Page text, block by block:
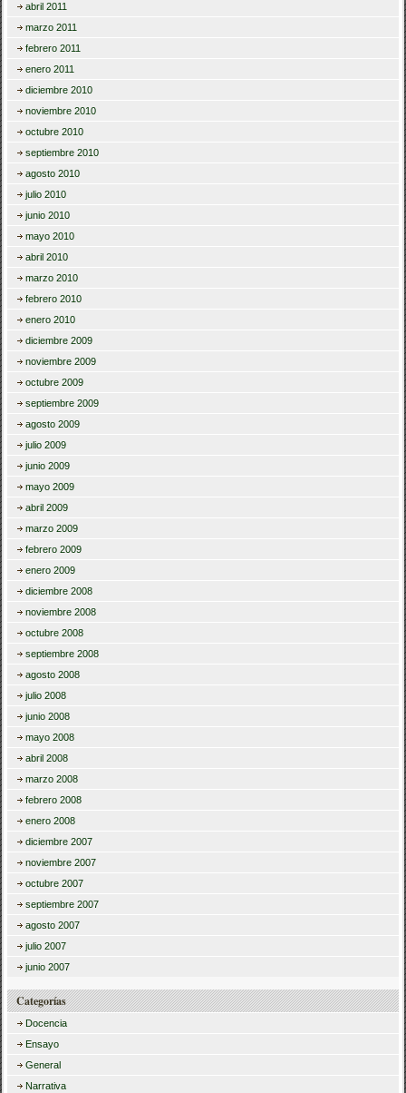
abril 2011
marzo 2011
febrero 2011
enero 2011
diciembre 2010
noviembre 2010
octubre 2010
septiembre 2010
agosto 2010
julio 2010
junio 2010
mayo 2010
abril 2010
marzo 2010
febrero 2010
enero 2010
diciembre 2009
noviembre 2009
octubre 2009
septiembre 2009
agosto 2009
julio 2009
junio 2009
mayo 2009
abril 2009
marzo 2009
febrero 2009
enero 2009
diciembre 2008
noviembre 2008
octubre 2008
septiembre 2008
agosto 2008
julio 2008
junio 2008
mayo 2008
abril 2008
marzo 2008
febrero 2008
enero 2008
diciembre 2007
noviembre 2007
octubre 2007
septiembre 2007
agosto 2007
julio 2007
junio 2007
Categorías
Docencia
Ensayo
General
Narrativa